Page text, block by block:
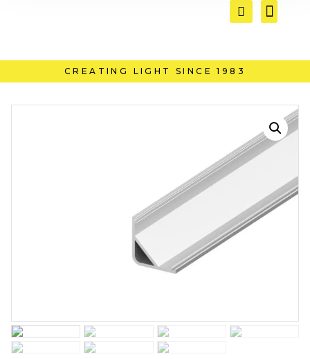
CREATING LIGHT SINCE 1983